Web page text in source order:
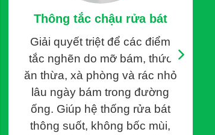
để tránh rơi vào những tình huống phát
nhiều chiêu trò gây tiềm ẩn nhiều rủi ro
nhật những chiêu trò lừa đảo phổ
cần lưu ý:
Thông tắc chậu rửa bát
Giải quyết triệt để các điểm
tắc nghẽn do mỡ bám, thức
ăn thừa, xà phòng và rác nhỏ
lâu ngày bám trong đường
ống. Giúp hệ thống rửa bát
thông suốt, không bốc mùi,